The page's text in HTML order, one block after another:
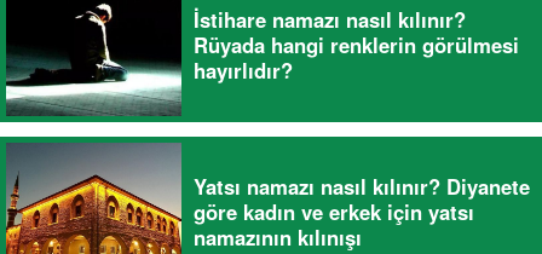
İstihare namazı nasıl kılınır?
Rüyada hangi renklerin görülmesi
hayırlıdır?
Yatsı namazı nasıl kılınır? Diyanete
göre kadın ve erkek için yatsı
namazının kılınışı